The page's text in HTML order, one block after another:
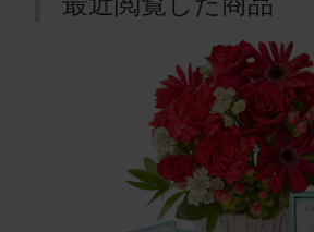
ブルー
素敵
年末年
に置い
ていま
アレン